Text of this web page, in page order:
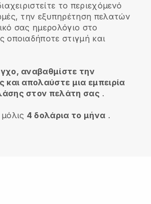
το περιεχόμενό
την εξυπηρέτηση πελατών
σας ημερολόγιο στο
οποιαδήποτε στιγμή και
αναβαθμίστε την
και απολαύστε μια εμπειρία
στον πελάτη σας .
4 δολάρια το μήνα .